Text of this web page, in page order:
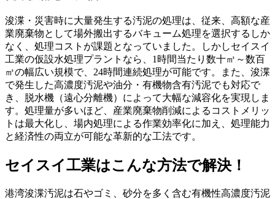
浚渫・災害時に大量発生する汚泥の処理は、従来、高額な産
業廃棄物として場外搬出するバキューム処理を選択するしか
なく、処理コストが課題となっていました。しかしセイスイ
工業の仮設水処理プラントなら、1時間当たり数十㎥～数百
㎥の幅広い規模で、24時間連続処理が可能です。また、浚渫
で発生した高濃度汚泥や油分・有機物含有汚泥でも対応で
き、脱水機（遠心分離機）によって大幅な減容化を実現しま
す。処理量が多いほど、産業廃棄物削減によるコストメリッ
トは最大化し、場内処理による作業効率化に加え、処理能力
と経済性の両立が可能な革新的な工法です。
セイスイ工業はこんな方法で解決！
港湾浚渫汚泥は石やゴミ、砂分を多く含む有機性高濃度汚泥